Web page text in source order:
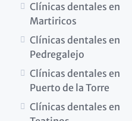
Clínicas dentales en
Martiricos
Clínicas dentales en
Pedregalejo
Clínicas dentales en
Puerto de la Torre
Clínicas dentales en